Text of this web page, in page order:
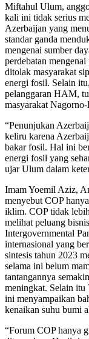
Miftahul Ulum,
kali ini tidak serius
Azerbaijan yang
standar ganda
mengenai sumber
perdebatan
ditolak masyarakat
energi fosil. Selain
pelanggaran HAM,
masyarakat
“Penunjukan
keliru karena
bakar fosil. Hal ini
energi fosil yang
ujar Ulum dalam
Imam Yoemil Aziz,
menyebut COP
iklim. COP tidak
melihat peluang
Intergovernmental
internasional yang
sintesis tahun 2023
selama ini belum
tantangannya
meningkat. Selain itu
ini menyampaikan
kenaikan suhu bumi
“Forum COP hanya